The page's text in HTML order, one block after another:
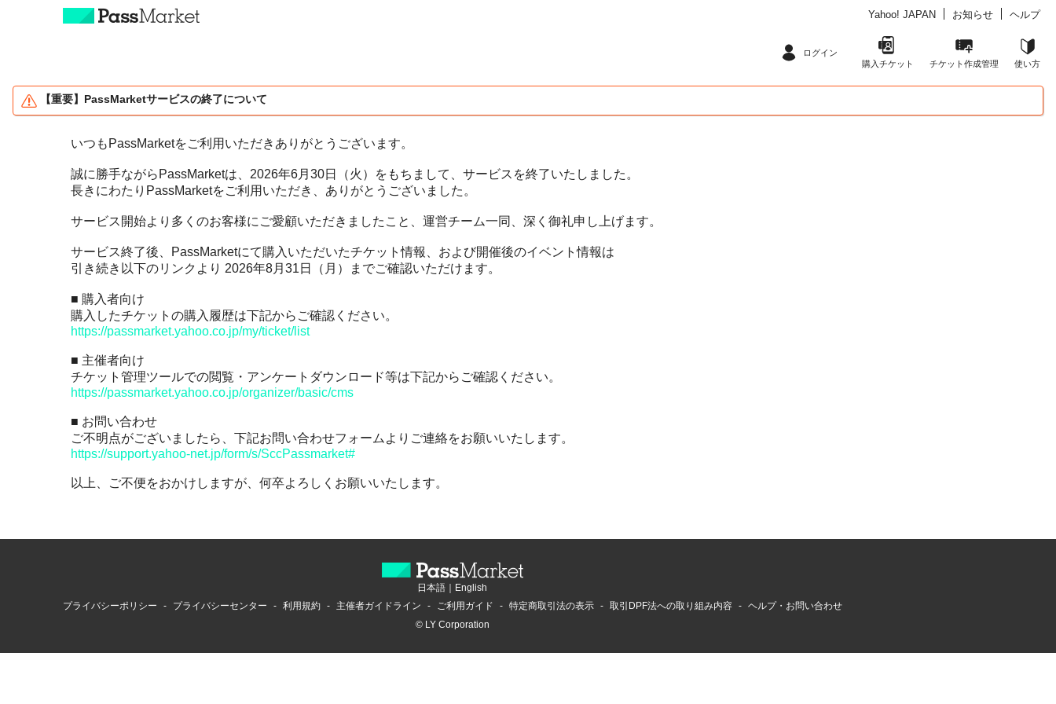
室、ワークショップ
、ゲーム、アニメ
長とご利用の流れ
料ダウンロード
催者さまへオススメ
整理券の発券で
オンラインのイベント
チケット作成管理
Yahoo! JAPAN お知らせ ヘルプ
ログイン
購入チケット
チケット作成管理 使い方
【重要】PassMarketサービスの終了について
いつもPassMarketをご利用いただきありがとうございます。
誠に勝手ながらPassMarketは、2026年6月30日（火）をもちまして、サービスを終了いたしました。
長きにわたりPassMarketをご利用いただき、ありがとうございました。
サービス開始より多くのお客様にご愛顧いただきましたこと、運営チーム一同、深く御礼申し上げます。
サービス終了後、PassMarketにて購入いただいたチケット情報、および開催後のイベント情報は
引き続き以下のリンクより 2026年8月31日（月）までご確認いただけます。
■ 購入者向け
購入したチケットの購入履歴は下記からご確認ください。
https://passmarket.yahoo.co.jp/my/ticket/list
■ 主催者向け
チケット管理ツールでの閲覧・アンケートダウンロード等は下記からご確認ください。
https://passmarket.yahoo.co.jp/organizer/basic/cms
■ お問い合わせ
ご不明点がございましたら、下記お問い合わせフォームよりご連絡をお願いいたします。
https://support.yahoo-net.jp/form/s/SccPassmarket#
以上、ご不便をおかけしますが、何卒よろしくお願いいたします。
日本語 ｜ English
プライバシーポリシー
プライバシーセンター 利用規約 主催者ガイドライン ご利用ガイド 特定商取引法の表示 取引DPF法への取り組み内容
ヘルプ・お問い合わせ
© LY Corporation